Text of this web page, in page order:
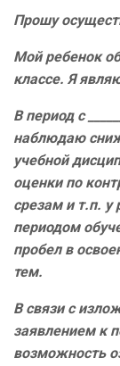
Прошу
Мой ребенок
классе. Я
В период с
наблюдаю
учебной
оценки по
срезам и т.п. у
периодом
пробел в
тем.
В связи с
заявлением к
возможность